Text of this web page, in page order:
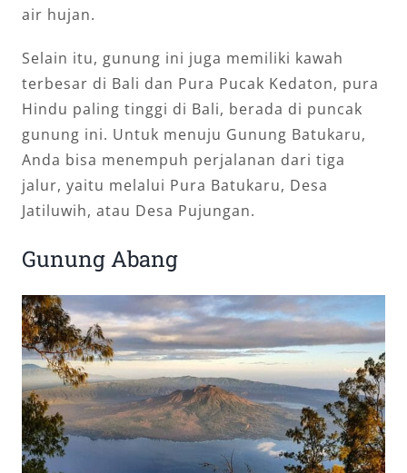
air hujan.
Selain itu, gunung ini juga memiliki kawah
terbesar di Bali dan Pura Pucak Kedaton, pura
Hindu paling tinggi di Bali, berada di puncak
gunung ini. Untuk menuju Gunung Batukaru,
Anda bisa menempuh perjalanan dari tiga
jalur, yaitu melalui Pura Batukaru, Desa
Jatiluwih, atau Desa Pujungan.
Gunung Abang